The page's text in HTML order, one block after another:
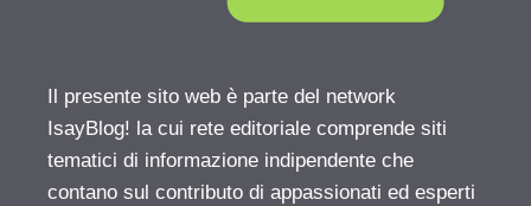
Il presente sito web è parte del network
IsayBlog! la cui rete editoriale comprende siti
tematici di informazione indipendente che
contano sul contributo di appassionati ed esperti